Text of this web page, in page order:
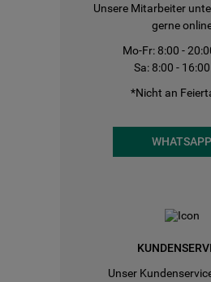
Unsere Mitarbeiter
gerne
Mo-Fr: 8:00 -
Sa: 8:00 -
*Nicht an
WHATSAPP
Unser